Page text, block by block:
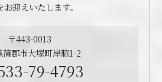
迎えいたします。
〒443-0013
蒲郡市大塚町岸脇1-2
79-4793